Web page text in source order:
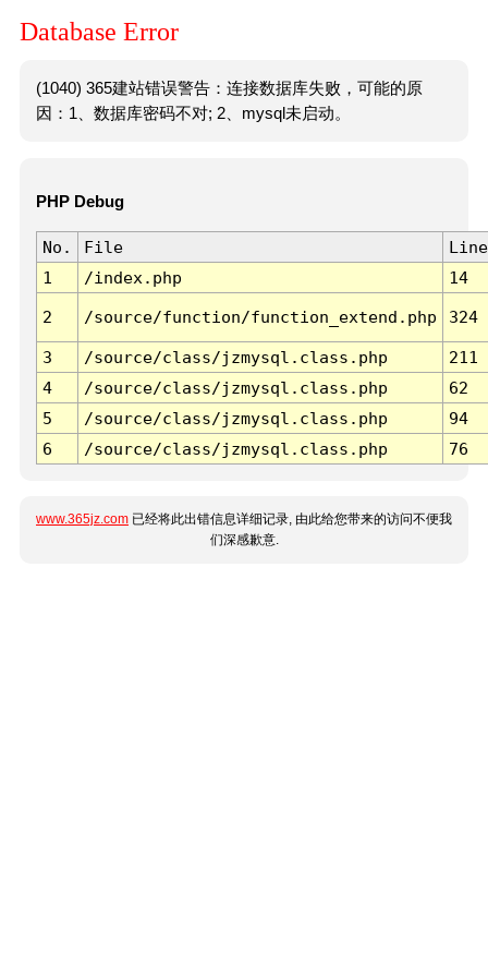
Database Error
(1040) 365建站错误警告：连接数据库失败，可能的原
因：1、数据库密码不对; 2、mysql未启动。
PHP Debug
No. File
Line
1
/index.php 14
2 /source/function/function_extend.php 324
3 /source/class/jzmysql.class.php
211
4
/source/class/jzmysql.class.php
62
5
/source/class/jzmysql.class.php
94
6
/source/class/jzmysql.class.php 76
www.365jz.com 已经将此出错信息详细记录, 由此给您带来的访问不便我
们深感歉意.